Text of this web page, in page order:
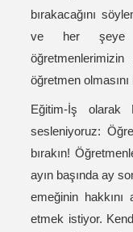
bırakacağını
ve her şeye
öğretmen
Eğitim-İş olarak
sesleniyoruz:
bırakın!
ayın başında ay
emeğinin
etmek istiyor.